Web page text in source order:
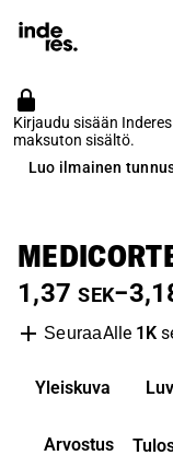
Kirjaudu sisään
maksuton sisältö.
Luo ilmainen
1,37 SEK
SeuraaAlle 1K
Yleiskuva
Arvostus